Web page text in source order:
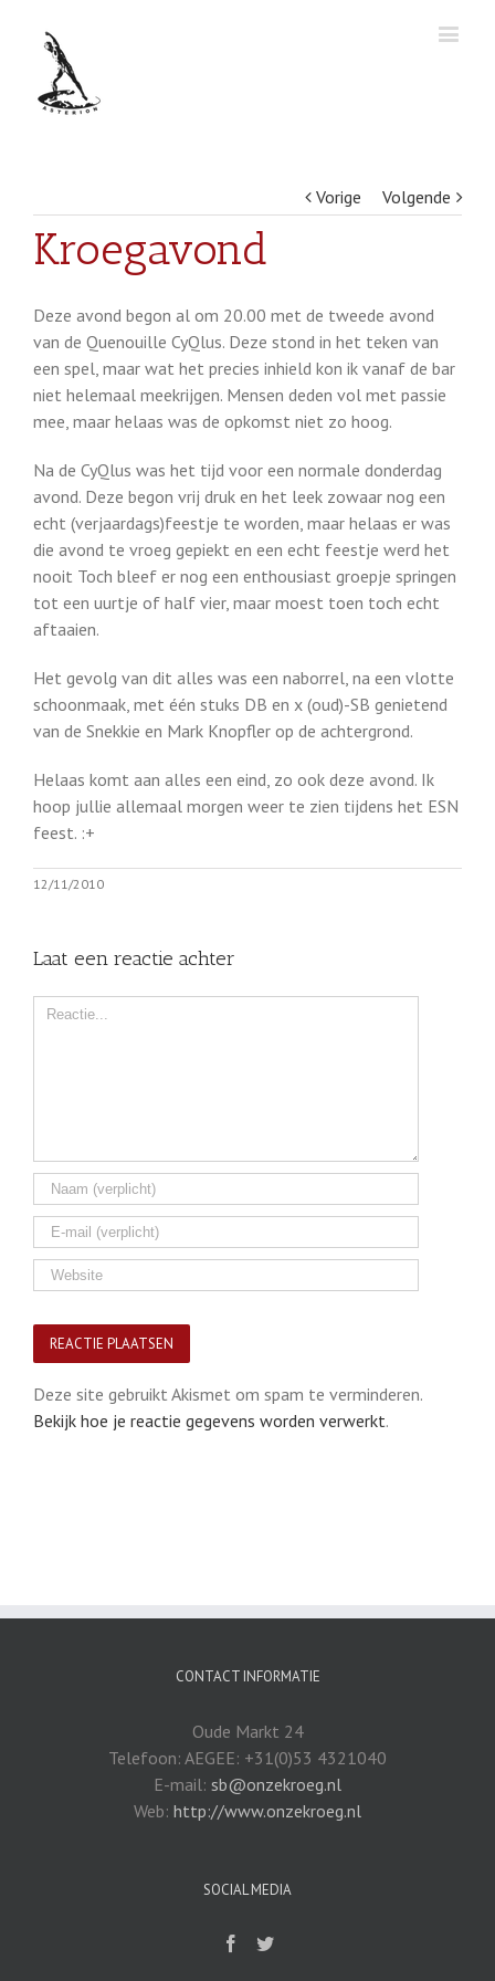
Vorige Volgende
Kroegavond
Deze avond begon al om 20.00 met de tweede avond
van de Quenouille CyQlus. Deze stond in het teken van
een spel, maar wat het precies inhield kon ik vanaf de bar
niet helemaal meekrijgen. Mensen deden vol met passie
mee, maar helaas was de opkomst niet zo hoog.
Na de CyQlus was het tijd voor een normale donderdag
avond. Deze begon vrij druk en het leek zowaar nog een
echt (verjaardags)feestje te worden, maar helaas er was
die avond te vroeg gepiekt en een echt feestje werd het
nooit Toch bleef er nog een enthousiast groepje springen
tot een uurtje of half vier, maar moest toen toch echt
aftaaien.
Het gevolg van dit alles was een naborrel, na een vlotte
schoonmaak, met één stuks DB en x (oud)-SB genietend
van de Snekkie en Mark Knopfler op de achtergrond.
Helaas komt aan alles een eind, zo ook deze avond. Ik
hoop jullie allemaal morgen weer te zien tijdens het ESN
feest. :+
12/11/2010
Laat een reactie achter
Comment
Deze site gebruikt Akismet om spam te verminderen.
Bekijk hoe je reactie gegevens worden verwerkt.
CONTACT INFORMATIE
Oude Markt 24
Telefoon: AEGEE: +31(0)53 4321040
E-mail: sb@onzekroeg.nl
Web: http://www.onzekroeg.nl
SOCIAL MEDIA